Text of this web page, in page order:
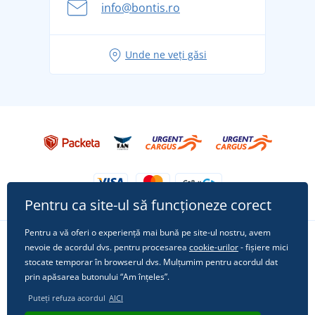
pentru vacanță fără griji
Tricoul preferat City în rol principal: ținute pentru
info@bontis.ro
Unde ne veți găsi
Urmărește-ne pe rețelele sociale
Pentru ca site-ul să funcționeze corect
Pentru a vă oferi o experiență mai bună pe site-ul nostru, avem
nevoie de acordul dvs. pentru procesarea cookie-urilor- fișiere mici
stocate temporar în browserul dvs. Mulțumim pentru acordul dat
prin apăsarea butonului “Am înțeles”.
Puteți refuza acordul AICI